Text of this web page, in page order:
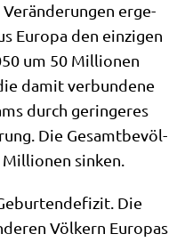
Ver­än­de­run­gen erge­
Euro­pa den ein­zi­gen
um 50 Mil­lio­nen
damit ver­bun­de­ne
durch gerin­ge­res
Die Gesamt­be­völ­
sinken.
Die
Völ­kern Euro­pas